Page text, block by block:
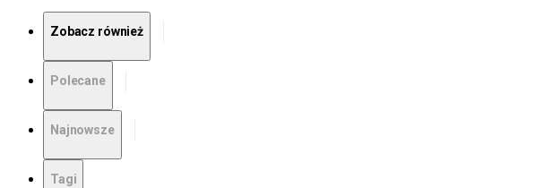
Zobacz również
Polecane
Najnowsze
Tagi